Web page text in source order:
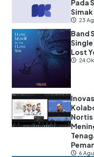
Pada
23
Band
Single
Lost
24
Nortis
6